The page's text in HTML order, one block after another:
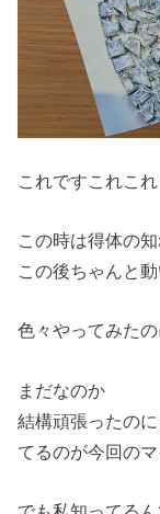
これですこれこれ
この時は得体の
この後ちゃんと動
色々やってみたの
まだなのか
結構頑張ったの
てるのが今回の